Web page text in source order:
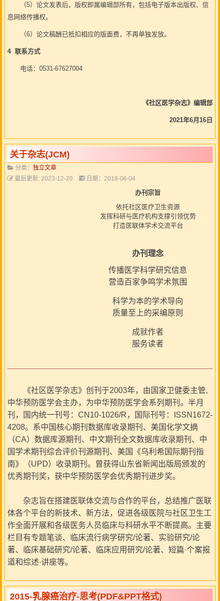
（5）论文发表后，版权即属编辑部所有，包括电子版本出版权、信
息网络传播权。
（6）论文稿酬已抵扣相应的版面费，不再单独发放。
4 联系方式
电话：0531-67627004
《社区医学杂志》 编辑部
2021年6月16日
关于杂志(JCM)
分类： 独立文章
最后更新: 2023-12-20
日期：2018-06-04
办刊宗旨
依托社区医疗卫生资源
发挥科研与医疗机构支撑引领优势
打造医联体学术交流平台
办刊理念
传播医学科学研究信息
营造百家争鸣学术氛围
科学为本的学术导向
质量至上的采编原则
成就作者
服务读者
《社区医学杂志》创刊于2003年，由国家卫健委主管,
中华预防医学会主办，为中华预防医学会系列期刊。半月
刊，国内统一刊号：CN10-1026/R，国际刊号：ISSN1672-
4208。系中国核心期刊数据库收录期刊、美国化学文摘
（CA）数据库源期刊、中文期刊全文数据库收录期刊、中
国学术期刊综合评价刊源期刊、美国《乌利希国际期刊指
南》（UPD）收录期刊。曾获得山东省新闻出版局颁发的
优秀期刊奖，获中华预防医学会优秀期刊进步奖。
杂志旨在搭建医联体交流与合作的平台，总结推广医联
体各个平台的新技术、新方法，促进各级医院与社区卫生工
作全面开展和各级医务人员临床与科研水平不断提高。主要
栏目有专题笔谈、临床流行病学研究/论著、实验研究/论
著、临床基础研究/论著、临床应用研究/论著、短篇·个案报
道和综述·讲座等。
2015-乳腺癌治疗-思考(PDF&PPT格式)